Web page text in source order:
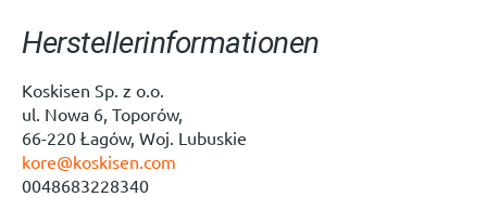
Herstellerinformationen
Koskisen Sp. z o.o.
ul. Nowa 6, Toporów,
66-220 Łagów, Woj. Lubuskie
kore@koskisen.com
0048683228340